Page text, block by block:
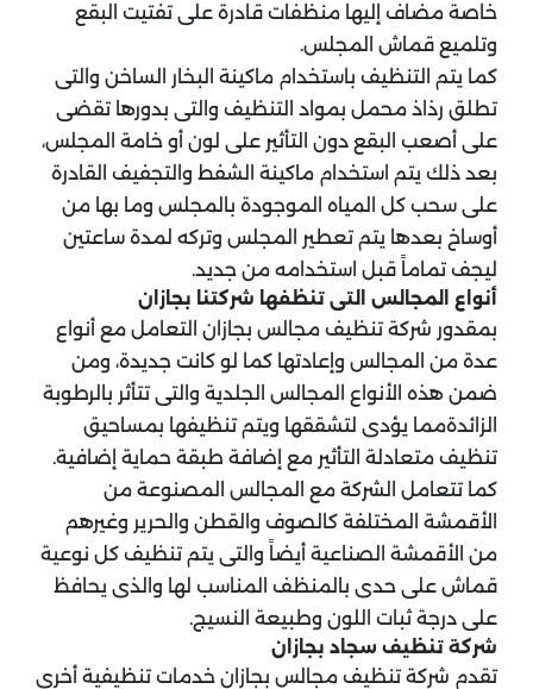
خاصة مضاف إليها منظفات قادرة على تفتيت البقع
وتلميع قماش المجلس.
كما يتم التنظيف باستخدام ماكينة البخار الساخن والتى
تطلق رذاذ محمل بمواد التنظيف والتى بدورها تقضى
على أصعب البقع دون التأثير على لون أو خامة المجلس،
بعد ذلك يتم استخدام ماكينة الشفط والتجفيف القادرة
على سحب كل المياه الموجودة بالمجلس وما بها من
أوساخ بعدها يتم تعطير المجلس وتركه لمدة ساعتين
ليجف تماماً قبل استخدامه من جديد.
أنواع المجالس التى تنظفها شركتنا بجازان
بمقدور شركة تنظيف مجالس بجازان التعامل مع أنواع
عدة من المجالس وإعادتها كما لو كانت جديدة، ومن
ضمن هذه الأنواع المجالس الجلدية والتى تتأثر بالرطوبة
الزائدةمما يؤدى لتشققها ويتم تنظيفها بمساحيق
تنظيف متعادلة التأثير مع إضافة طبقة حماية إضافية.
كما تتعامل الشركة مع المجالس المصنوعة من
الأقمشة المختلفة كالصوف والقطن والحرير وغيرهم
من الأقمشة الصناعية أيضاً والتى يتم تنظيف كل نوعية
قماش على حدى بالمنظف المناسب لها والذى يحافظ
على درجة ثبات اللون وطبيعة النسيج.
شركة تنظيف سجاد بجازان
تقدم شركة تنظيف مجالس بجازان خدمات تنظيفية أخرى